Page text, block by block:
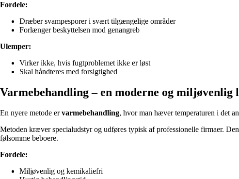
Fordele:
Dræber svampesporer i svært tilgængelige områder
Forlænger beskyttelsen mod genangreb
Ulemper:
Virker ikke, hvis fugtproblemet ikke er løst
Skal håndteres med forsigtighed
Varmebehandling – en moderne og miljøvenlig
En nyere metode ervarmebehandling, hvor man hæver temperaturen i det
Metoden kræver specialudstyr og udføres typisk af professionelle firmaer.
følsomme beboere.
Fordele:
Miljøvenlig og kemikaliefri